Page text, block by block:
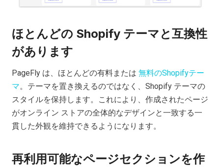
ほとんどの Shopify テーマと互換性
があります
PageFly は、ほとんどの有料または 無料のShopifyテー
マ。テーマを置き換えるのではなく、Shopify テーマの
スタイルを保持します。これにより、作成されたページ
がオンライン ストアの全体的なデザインと一致する一
貫した外観を維持できるようになります。
再利用可能なページセクションを作